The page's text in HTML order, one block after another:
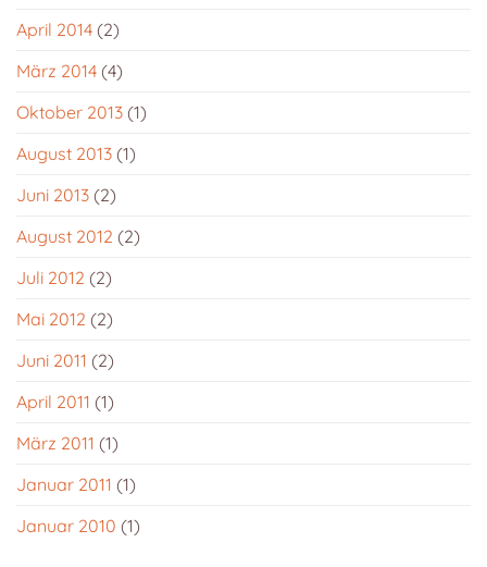
April 2014 (2)
März 2014 (4)
Oktober 2013 (1)
August 2013 (1)
Juni 2013 (2)
August 2012 (2)
Juli 2012 (2)
Mai 2012 (2)
Juni 2011 (2)
April 2011 (1)
März 2011 (1)
Januar 2011 (1)
Januar 2010 (1)